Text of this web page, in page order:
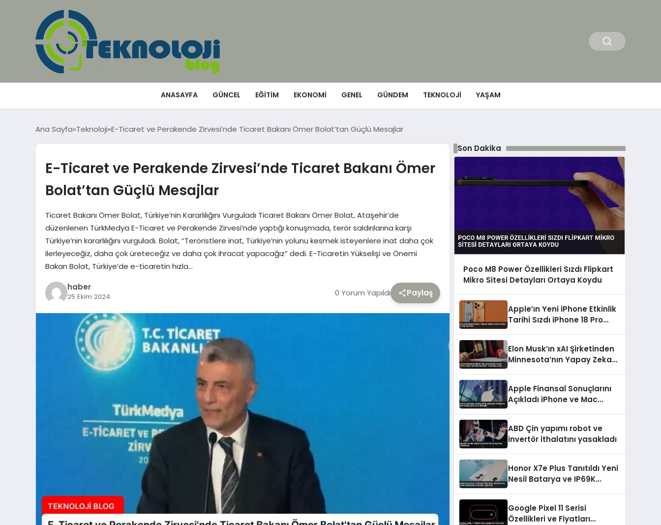
ANASAYFA GÜNCEL EĞITIM EKONOMI GENEL GÜNDEM TEKNOLOJI YAŞAM
Ana Sayfa Teknoloji E-Ticaret ve Perakende Zirvesi’nde Ticaret Bakanı Ömer Bolat’tan Güçlü Mesajlar
E-Ticaret ve Perakende Zirvesi’nde Ticaret Bakanı Ömer
Bolat’tan Güçlü Mesajlar
Ticaret Bakanı Ömer Bolat, Türkiye’nin Kararlılığını Vurguladı Ticaret Bakanı Ömer Bolat, Ataşehir’de
düzenlenen TürkMedya E-Ticaret ve Perakende Zirvesi’nde yaptığı konuşmada, terör saldırılarına karşı
Türkiye’nin kararlılığını vurguladı. Bolat, “Teröristlere inat, Türkiye’nin yolunu kesmek isteyenlere inat daha çok
ilerleyeceğiz, daha çok üreteceğiz ve daha çok ihracat yapacağız” dedi. E-Ticaretin Yükselişi ve Önemi
Bakan Bolat, Türkiye’de e-ticaretin hızla…
haber
25 Ekim 2024 0 Yorum Yapıldı Paylaş
Son Dakika
Poco M8 Power Özellikleri Sızdı Flipkart
Mikro Sitesi Detayları Ortaya Koydu
Apple’ın Yeni iPhone Etkinlik
Tarihi Sızdı iPhone 18 Pro
Elon Musk’ın xAI Şirketinden
Minnesota’nın Yapay Zeka
Apple Finansal Sonuçlarını
Açıkladı iPhone ve Mac
ABD Çin yapımı robot ve
invertör ithalatını yasakladı
Honor X7e Plus Tanıtıldı Yeni
Nesil Batarya ve IP69K
Google Pixel 11 Serisi
Özellikleri ve Fiyatları